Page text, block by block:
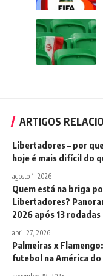
ARTIGOS
Libertadores – por
hoje é mais difícil do
agosto 1, 2026
Quem está na briga
Libertadores?
2026 após 13 rodadas
abril 27, 2026
Palmeiras x
futebol na América do